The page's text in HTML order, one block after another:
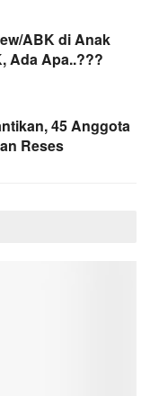
ABK di Anak
Ada Apa..???
45 Anggota
Reses